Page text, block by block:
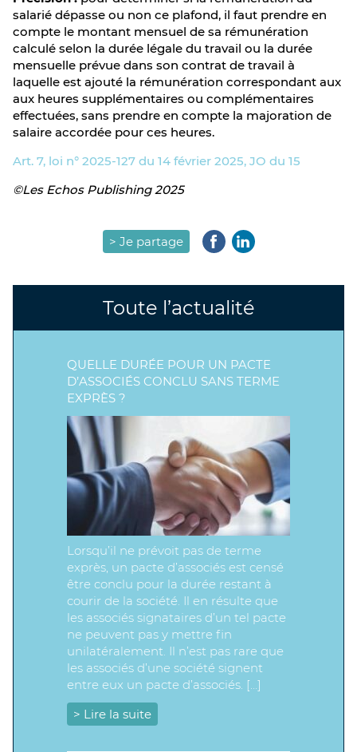
salarié dépasse ou non ce plafond, il faut prendre en
compte le montant mensuel de sa rémunération
calculé selon la durée légale du travail ou la durée
mensuelle prévue dans son contrat de travail à
laquelle est ajouté la rémunération correspondant aux
aux heures supplémentaires ou complémentaires
effectuées, sans prendre en compte la majoration de
salaire accordée pour ces heures.
Art. 7, loi n° 2025-127 du 14 février 2025, JO du 15
©Les Echos Publishing 2025
> Je partage
Toute l’actualité
QUELLE DURÉE POUR UN PACTE
D’ASSOCIÉS CONCLU SANS TERME
EXPRÈS ?
Lorsqu’il ne prévoit pas de terme
exprès, un pacte d’associés est censé
être conclu pour la durée restant à
courir de la société. Il en résulte que
les associés signataires d’un tel pacte
ne peuvent pas y mettre fin
unilatéralement. Il n’est pas rare que
les associés d’une société signent
entre eux un pacte d’associés. […]
> Lire la suite